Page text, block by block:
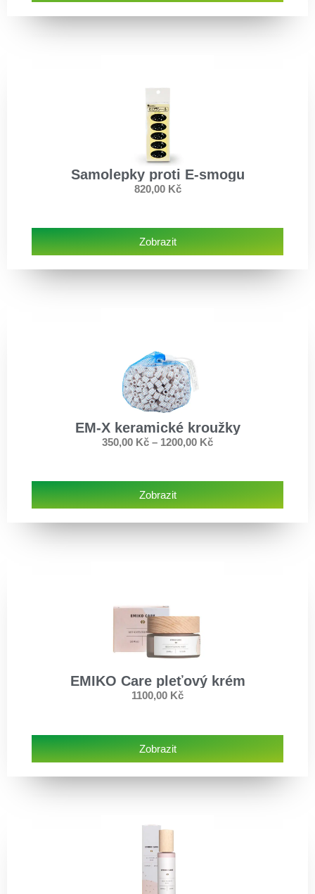
Samolepky proti E-smogu
820,00 Kč
Zobrazit
EM-X keramické kroužky
350,00 Kč – 1200,00 Kč
Zobrazit
EMIKO Care pleťový krém
1100,00 Kč
Zobrazit